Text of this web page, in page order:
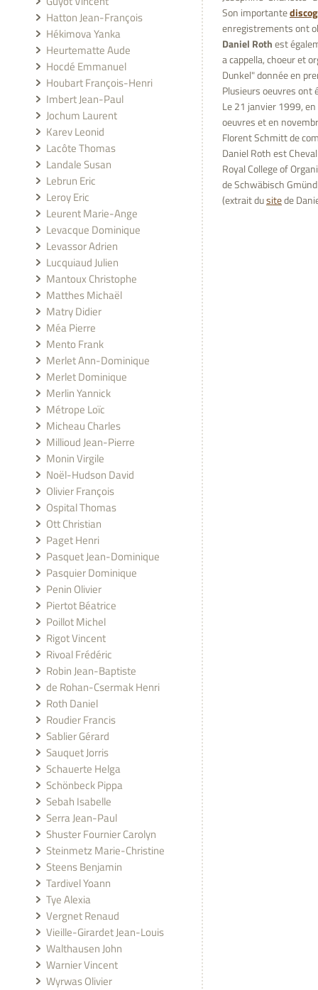
Hatton Jean-François
Hékimova Yanka
Heurtematte Aude
Hocdé Emmanuel
Houbart François-Henri
Imbert Jean-Paul
Jochum Laurent
Karev Leonid
Lacôte Thomas
Landale Susan
Lebrun Eric
Leroy Eric
Leurent Marie-Ange
Levacque Dominique
Levassor Adrien
Lucquiaud Julien
Mantoux Christophe
Matthes Michaël
Matry Didier
Méa Pierre
Mento Frank
Merlet Ann-Dominique
Merlet Dominique
Merlin Yannick
Métrope Loïc
Micheau Charles
Millioud Jean-Pierre
Monin Virgile
Noël-Hudson David
Olivier François
Ospital Thomas
Ott Christian
Paget Henri
Pasquet Jean-Dominique
Pasquier Dominique
Penin Olivier
Piertot Béatrice
Poillot Michel
Rigot Vincent
Rivoal Frédéric
Robin Jean-Baptiste
de Rohan-Csermak Henri
Roth Daniel
Roudier Francis
Sablier Gérard
Sauquet Jorris
Schauerte Helga
Schönbeck Pippa
Sebah Isabelle
Serra Jean-Paul
Shuster Fournier Carolyn
Steinmetz Marie-Christine
Steens Benjamin
Tardivel Yoann
Tye Alexia
Vergnet Renaud
Vieille-Girardet Jean-Louis
Walthausen John
Warnier Vincent
Wyrwas Olivier
Son importante
enregistrements ont
Daniel Rothest
a cappella, choeur et
Dunkel" donnée en
Plusieurs oeuvres ont
Le 21 janvier 1999,
oeuvres et en
Florent Schmitt de
Daniel Roth est
Royal College of
de Schwäbisch
(extrait dusitede